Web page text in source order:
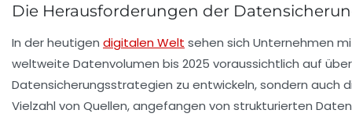
Die Herausforderungen der
In der heutigen digitalen Welt sehen sich Unternehmen
weltweite Datenvolumen bis 2025 voraussichtlich auf
Datensicherungsstrategien zu entwickeln, sondern auch
Vielzahl von Quellen, angefangen von strukturierten